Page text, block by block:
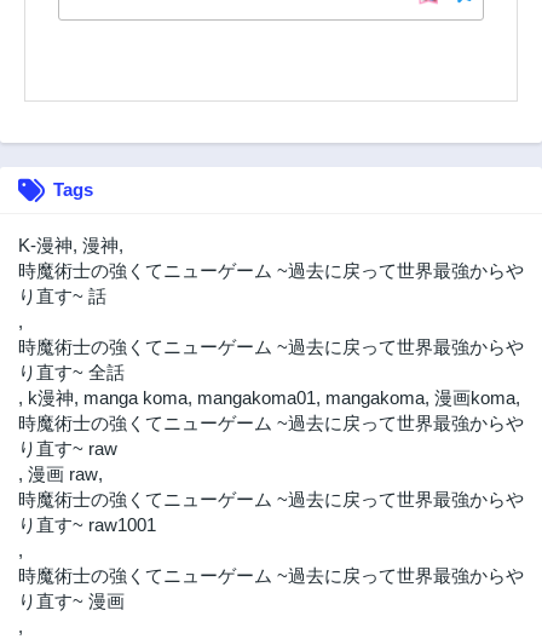
Tags
K-漫神, 漫神,
時魔術士の強くてニューゲーム ~過去に戻って世界最強からや
り直す~ 話
,
時魔術士の強くてニューゲーム ~過去に戻って世界最強からや
り直す~ 全話
, k漫神, manga koma, mangakoma01, mangakoma, 漫画koma,
時魔術士の強くてニューゲーム ~過去に戻って世界最強からや
り直す~ raw
, 漫画 raw,
時魔術士の強くてニューゲーム ~過去に戻って世界最強からや
り直す~ raw1001
,
時魔術士の強くてニューゲーム ~過去に戻って世界最強からや
り直す~ 漫画
,